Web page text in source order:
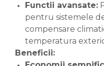
Functii avansate:
pentru sistemele
compensare
temperatura
Beneficii: